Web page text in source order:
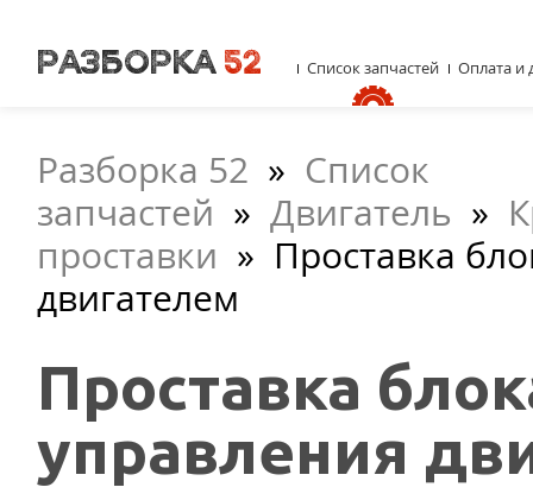
Разборка 52 » Список
запчастей » Двигатель »
проставки » Проставка
двигателем
Проставка
управления
Список запчастей Оплата и